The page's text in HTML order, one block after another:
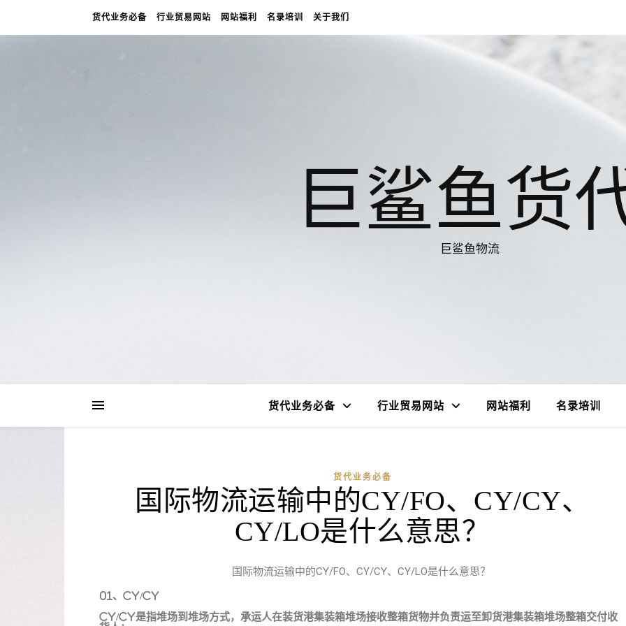
货代业务必备 行业贸易网站 网站福利 名录培训 关于我们
巨鲨鱼货
巨鲨鱼物流
货代业务必备 行业贸易网站 网站福利 名录培训
货代业务必备
国际物流运输中的CY/FO、CY/CY、
CY/LO是什么意思？
国际物流运输中的CY/FO、CY/CY、CY/LO是什么意思？
01、CY/CY
CY/CY是指堆场到堆场方式，承运人在装货港集装箱堆场接收整箱货物并负责运至卸货港集装箱堆场整箱交付收